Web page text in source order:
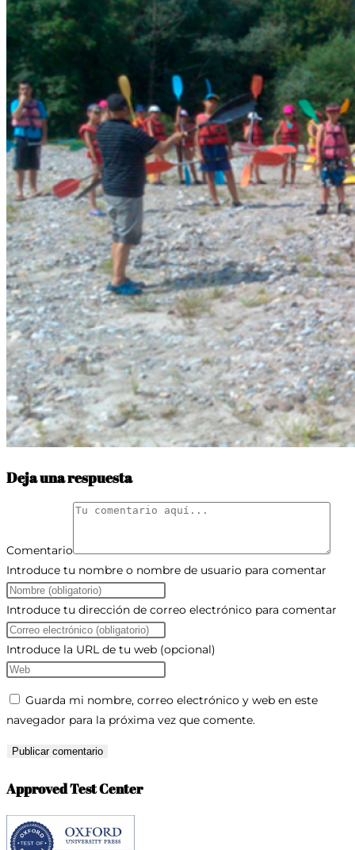
Deja una respuesta
Comentario
Introduce tu nombre o nombre de usuario para comentar
Introduce tu dirección de correo electrónico para comentar
Introduce la URL de tu web (opcional)
Guarda mi nombre, correo electrónico y web en este
navegador para la próxima vez que comente.
Approved Test Center